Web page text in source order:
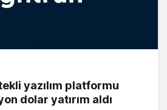
yazılım platformu
dolar yatırım aldı